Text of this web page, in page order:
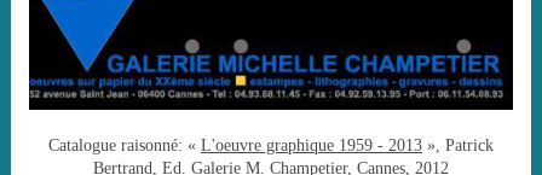
Catalogue raisonné: « L'oeuvre graphique 1959 - 2013 », Patrick
Bertrand, Ed. Galerie M. Champetier, Cannes, 2012